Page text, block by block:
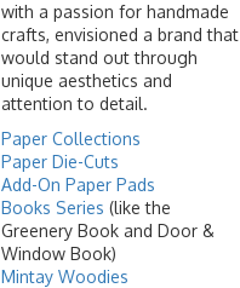
with a passion for handmade
crafts, envisioned a brand that
would stand out through
unique aesthetics and
attention to detail.
Paper Collections
Paper Die-Cuts
Add-On Paper Pads
Books Series (like the
Greenery Book and Door &
Window Book)
Mintay Woodies